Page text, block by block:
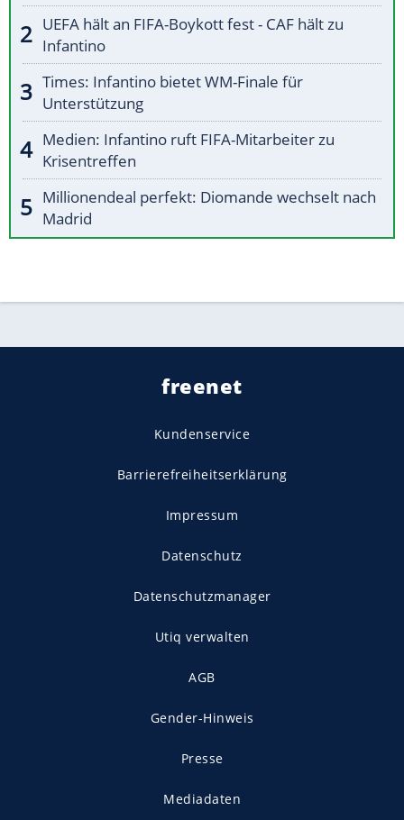
UEFA hält an FIFA-Boykott fest - CAF hält zu
Infantino
Times: Infantino bietet WM-Finale für
Unterstützung
Medien: Infantino ruft FIFA-Mitarbeiter zu
Krisentreffen
Millionendeal perfekt: Diomande wechselt nach
Madrid
freenet
Kundenservice
Barrierefreiheitserklärung
Impressum
Datenschutz
Datenschutzmanager
Utiq verwalten
AGB
Gender-Hinweis
Presse
Mediadaten